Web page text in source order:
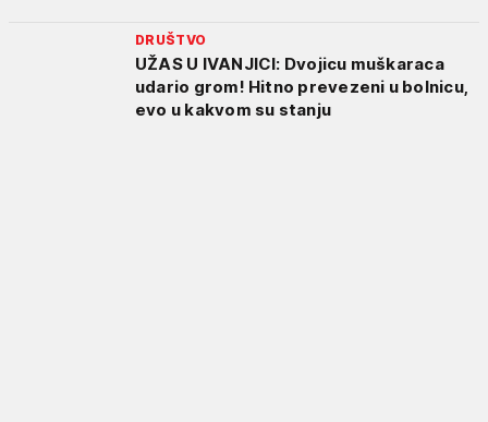
DRUŠTVO
UŽAS U IVANJICI: Dvojicu muškaraca
udario grom! Hitno prevezeni u bolnicu,
evo u kakvom su stanju